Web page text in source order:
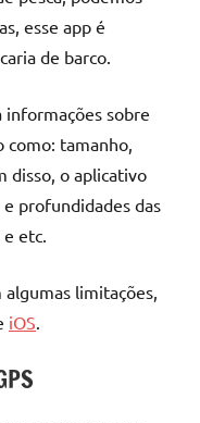
esse app é
de barco.
sobre
como: tamanho,
disso, o aplicativo
profundidades das
etc.
limitações,
iOS